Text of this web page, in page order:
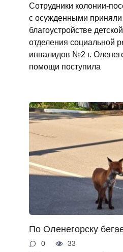
Сотрудники колонии-
с осужденными приняли
благоустройстве
отделения социальной
инвалидов №2 г.
помощи поступила
По Оленегорску
0 33